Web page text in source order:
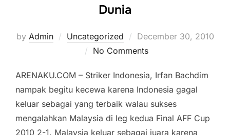
Dunia
by Admin Uncategorized
Posted
on
December 30, 2010
No Comments
ARENAKU.COM – Striker Indonesia, Irfan Bachdim
nampak begitu kecewa karena Indonesia gagal
keluar sebagai yang terbaik walau sukses
mengalahkan Malaysia di leg kedua Final AFF Cup
2010 2-1. Malaysia keluar sebagai juara karena